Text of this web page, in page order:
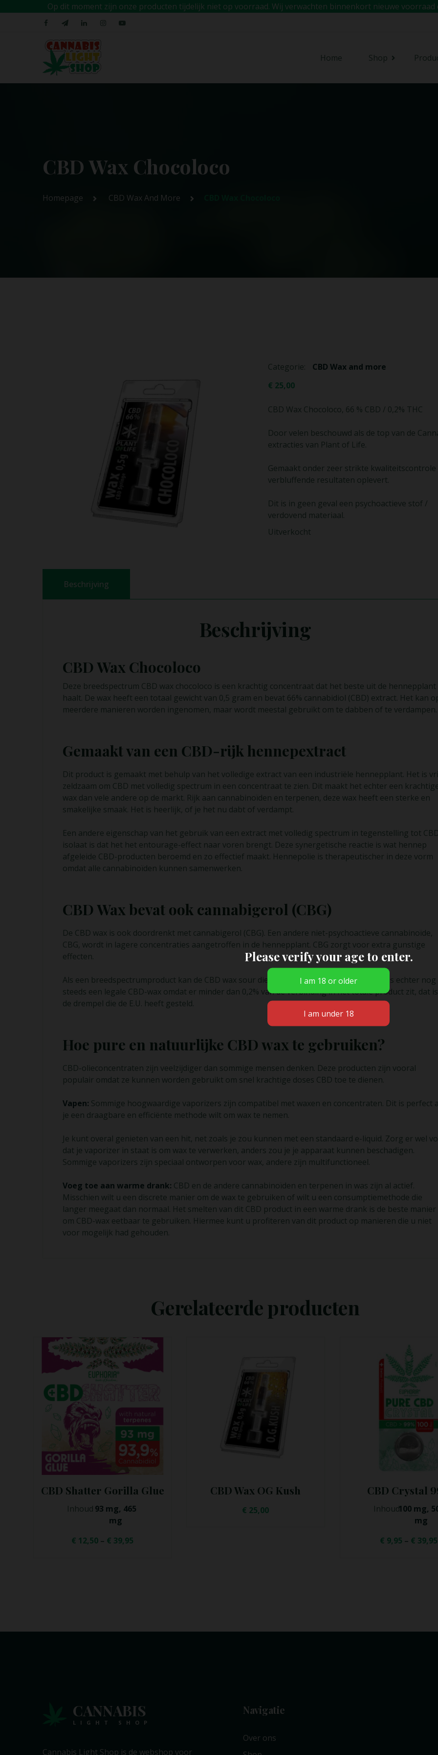
Op dit moment zijn onze producten tijdelijk niet op voorraad. Wij verwachten binnenkort nieuwe
Home Shop
CBD Wax Chocoloco
Homepage CBD Wax And More
Categorie:
CBD Wax and more
€ 25,00
CBD Wax Chocoloco, 66 % CBD / 0,2% THC
Door velen beschouwd als de top van de
extracties van Plant of Life.
Gemaakt onder zeer strikte kwaliteitscontrole
verbluffende resultaten oplevert.
Dit is in geen geval een psychoactieve stof /
verdovend materiaal.
Uitverkocht
Beschrijving
Beschrijving
CBD Wax Chocoloco
Deze breedspectrum CBD wax chocoloco is een krachtig concentraat dat het beste uit de hennepplant
haalt. De wax heeft een totaal gewicht van 0,5 gram en bevat 66% cannabidiol (CBD) extract. Het kan
meerdere manieren worden ingenomen, maar wordt meestal gebruikt om te dabben of te verdampen.
Gemaakt van een CBD-rijk hennepextract
Dit product is gemaakt met behulp van het volledige extract van een industriële hennepplant. Het is
zeldzaam om CBD met volledig spectrum in een concentraat te zien. Dit maakt het echter een
wax dan vele andere op de markt. Rijk aan cannabinoïden en terpenen, deze wax heeft een sterke en
smakelijke smaak. Het is heerlijk, of je het nu dabt of verdampt.
Een andere eigenschap van het gebruik van een extract met volledig spectrum in tegenstelling tot
isolaat is dat het het entourage-effect naar voren brengt. Deze synergetische reactie is wat hennep
afgeleide CBD-producten beroemd en zo effectief maakt. Hennepolie is therapeutischer in deze vorm
omdat alle cannabinoïden kunnen samenwerken.
CBD Wax bevat ook cannabigerol (CBG)
De CBD wax is ook doordrenkt met cannabigerol (CBG). Een andere niet-psychoactieve cannabinoïde,
CBG, wordt in lagere concentraties aangetroffen in de hennepplant. CBG zorgt voor extra gunstige
effecten.
Als een breedspectrumproduct kan de CBD wax sour diesel een beetje THC bevatten. Dit is echter nog
steeds een legale CBD-wax omdat er minder dan 0,2% van de verbinding in het totale product zit, dat is
de drempel die de E.U. heeft gesteld.
Hoe pure en natuurlijke CBD wax te gebruiken?
CBD-olieconcentraten zijn veelzijdiger dan sommige mensen denken. Deze producten zijn vooral
populair omdat ze kunnen worden gebruikt om snel krachtige doses CBD toe te dienen.
Vapen: Sommige hoogwaardige vaporizers zijn compatibel met waxen en concentraten. Dit is perfect
je een draagbare en efficiënte methode wilt om wax te nemen.
Je kunt overal genieten van een hit, net zoals je zou kunnen met een standaard e-liquid. Zorg er wel
dat je vaporizer in staat is om wax te verwerken, anders zou je je apparaat kunnen beschadigen.
Sommige vaporizers zijn speciaal ontworpen voor wax, andere zijn multifunctioneel.
Voeg toe aan warme drank: CBD en de andere cannabinoïden en terpenen in was zijn al actief.
Misschien wilt u een discrete manier om de wax te gebruiken of wilt u een consumptiemethode die
langer meegaat dan normaal. Het smelten van dit CBD product in een warme drank is de beste manier
om CBD-wax eetbaar te gebruiken. Hiermee kunt u profiteren van dit product op manieren die u niet
voor mogelijk had gehouden.
Gerelateerde producten
CBD Wax OG Kush
€ 25,00
CBD Crystal 99%
Inhoud100 mg, 500
Opties
Selecteren
CBD Wax Mango
€25,00
CANNABIS
LIGHT SHOP
Cannabis Light Shop is de webshop voor
Navigatie
Over ons
Please verify your age to enter.